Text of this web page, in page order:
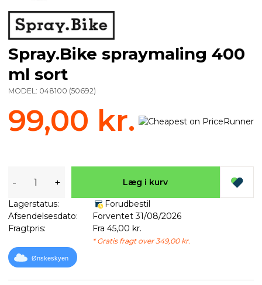
Spray.Bike spraymaling 400
ml sort
MODEL: 048100 (50692)
99,00 kr.
- + Læg i kurv
Lagerstatus:
Forudbestil
Afsendelsesdato:
Forventet 31/08/2026
Fragtpris:
Fra 45,00 kr.
* Gratis fragt over 349,00 kr.
Ønskeskyen